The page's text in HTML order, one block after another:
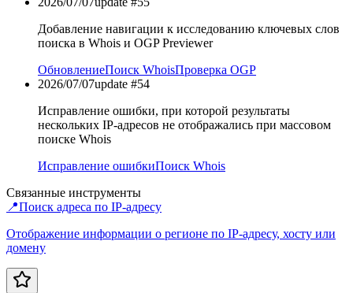
Добавление навигации к исследованию ключевых слов
поиска в Whois и OGP Previewer
ОбновлениеПоиск WhoisПроверка OGP
2026/07/07update #54
Исправление ошибки, при которой результаты
нескольких IP-адресов не отображались при массовом
поиске Whois
Исправление ошибкиПоиск Whois
Связанные инструменты
📍Поиск адреса по IP-адресу
Отображение информации о регионе по IP-адресу, хосту или
домену